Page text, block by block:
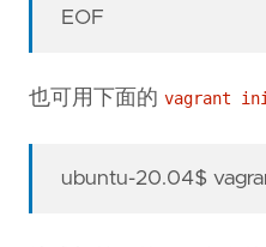
EOF
也可用下面的 vagrant
ubuntu-20.04$